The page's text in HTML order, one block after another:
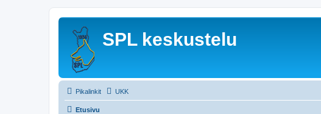
SPL keskustelu
Pikalinkit UKK
Etusivu